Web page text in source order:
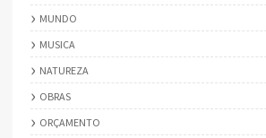
MUNDO
MUSICA
NATUREZA
OBRAS
ORÇAMENTO